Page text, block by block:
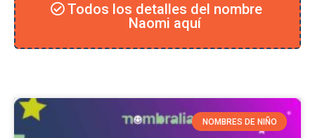
Todos los detalles del nombre
Naomi aquí
NOMBRES DE NIÑO